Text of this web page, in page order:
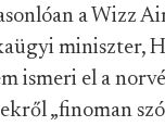
a Wizz
miniszter,
ismeri el a
„finoman